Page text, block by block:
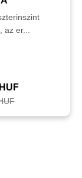
er...